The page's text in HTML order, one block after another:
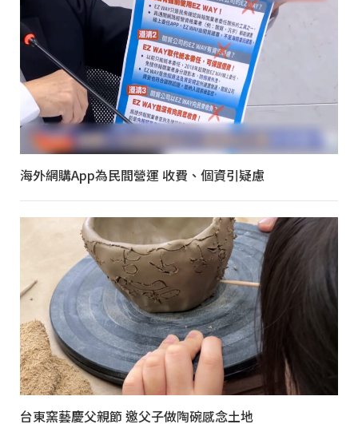
海外網購App為民間營運 收費、個資引疑慮
台東窯藝慶父親節 邀父子做陶碗感念土地